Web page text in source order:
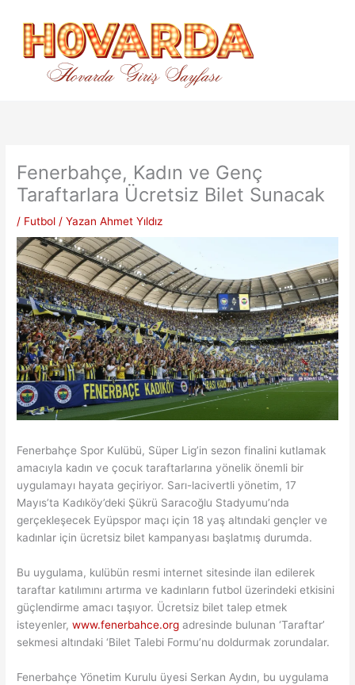
Fenerbahçe, Kadın ve Genç
Taraftarlara Ücretsiz Bilet Sunacak
/ Futbol / Yazan Ahmet Yıldız
Fenerbahçe Spor Kulübü, Süper Lig’in sezon finalini kutlamak
amacıyla kadın ve çocuk taraftarlarına yönelik önemli bir
uygulamayı hayata geçiriyor. Sarı-lacivertli yönetim, 17
Mayıs’ta Kadıköy’deki Şükrü Saracoğlu Stadyumu’nda
gerçekleşecek Eyüpspor maçı için 18 yaş altındaki gençler ve
kadınlar için ücretsiz bilet kampanyası başlatmış durumda.
Bu uygulama, kulübün resmi internet sitesinde ilan edilerek
taraftar katılımını artırma ve kadınların futbol üzerindeki etkisini
güçlendirme amacı taşıyor. Ücretsiz bilet talep etmek
isteyenler,www.fenerbahce.org adresinde bulunan ‘Taraftar’
sekmesi altındaki ‘Bilet Talebi Formu’nu doldurmak zorundalar.
Fenerbahçe Yönetim Kurulu üyesi Serkan Aydın, bu uygulama